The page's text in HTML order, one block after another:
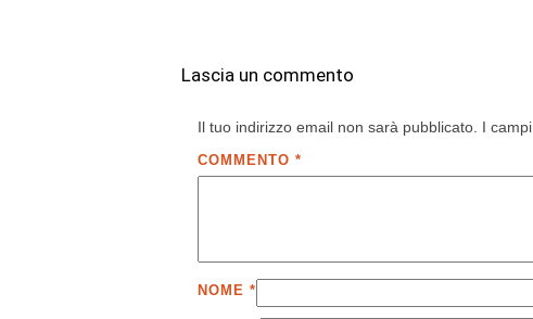
Lascia un commento
Il tuo indirizzo email non sarà pubblicato. I
COMMENTO *
NOME *